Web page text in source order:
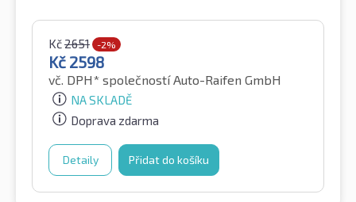
Kč2651 -2%
Kč 2598
vč. DPH* společností Auto-Raifen GmbH
NA SKLADĚ
Doprava zdarma
Detaily Přidat do košíku